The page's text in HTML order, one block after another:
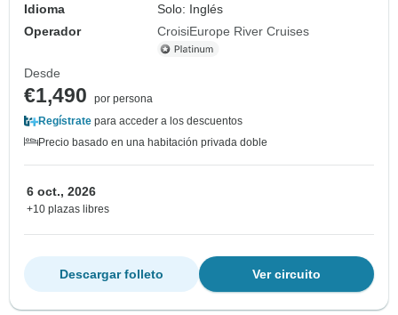
Idioma
Solo: Inglés
Operador
CroisiEurope River Cruises
Desde
€1,490
por persona
Regístrate para acceder a los descuentos
Precio basado en una habitación privada doble
6 oct., 2026
+10 plazas libres
Ver circuito
Descargar folleto